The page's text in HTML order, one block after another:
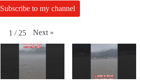
Subscribe to my channel
1 / 25 Next »